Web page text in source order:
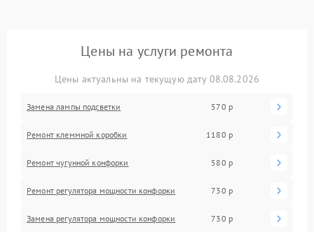
Цены на услуги ремонта
Цены актуальны на текущую дату 08.08.2026
Замена лампы подсветки 570 р
Ремонт клеммной коробки 1180 р
Ремонт чугунной конфорки 580 р
Ремонт регулятора мощности конфорки 730 р
Замена регулятора мощности конфорки 730 р